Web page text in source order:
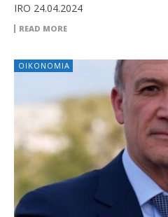
IRO 24.04.2024
READ MORE
ΟΙΚΟΝΟΜΊΑ